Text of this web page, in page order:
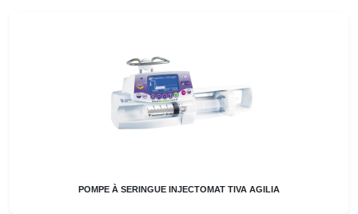
POMPE À SERINGUE INJECTOMAT TIVA AGILIA